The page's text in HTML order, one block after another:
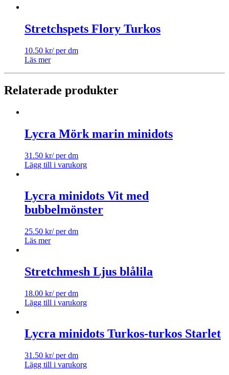
Stretchspets Flory Turkos
10.50 kr/ per dm
Läs mer
Relaterade produkter
Lycra Mörk marin minidots
31.50 kr/ per dm
Lägg till i varukorg
Lycra minidots Vit med
bubbelmönster
25.50 kr/ per dm
Läs mer
Stretchmesh Ljus blålila
18.00 kr/ per dm
Lägg till i varukorg
Lycra minidots Turkos-turkos Starlet
31.50 kr/ per dm
Lägg till i varukorg